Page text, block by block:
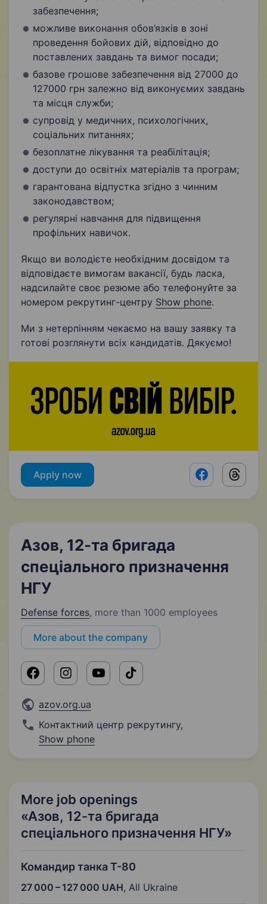
забезпечення;
можливе виконання обов’язків в зоні
проведення бойових дій, відповідно до
поставлених завдань та вимог посади;
базове грошове забезпечення від 27000 до
127000 грн залежно від виконуємих завдань
та місця служби;
супровід у медичних, психологічних,
соціальних питаннях;
безоплатне лікування та реабілітація;
доступи до освітніх матеріалів та програм;
гарантована відпустка згідно з чинним
законодавством;
регулярні навчання для підвищення
профільних навичок.
Якщо ви володієте необхідним досвідом та
відповідаєте вимогам вакансії, будь ласка,
надсилайте своє резюме або телефонуйте за
номером рекрутинг-центру Show phone.
Ми з нетерпінням чекаємо на вашу заявку та
готові розглянути всіх кандидатів. Дякуємо!
Apply now Facebook
Азов, 12-та бригада
спеціального призначення
НГУ
Defense forces, more than 1000 employees
More about the company
azov.org.ua
Контактний центр рекрутингу,
Show phone
More job openings
«Азов, 12-та бригада
спеціального призначення НГУ»
Командир танка Т-80
27 000 – 127 000 UAH, All Ukraine